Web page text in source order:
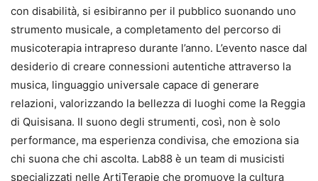
con disabilità, si esibiranno per il pubblico suonando uno
strumento musicale, a completamento del percorso di
musicoterapia intrapreso durante l’anno. L’evento nasce dal
desiderio di creare connessioni autentiche attraverso la
musica, linguaggio universale capace di generare
relazioni, valorizzando la bellezza di luoghi come la Reggia
di Quisisana. Il suono degli strumenti, così, non è solo
performance, ma esperienza condivisa, che emoziona sia
chi suona che chi ascolta. Lab88 è un team di musicisti
specializzati nelle ArtiTerapie che promuove la cultura